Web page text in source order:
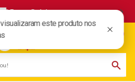
Frete Grátis